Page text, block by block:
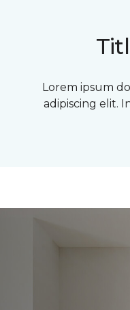
Lorem ipsum
adipiscing elit.